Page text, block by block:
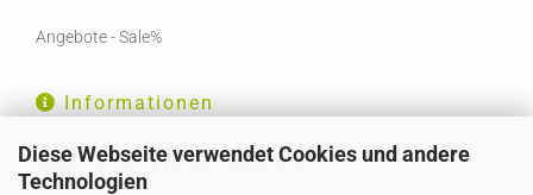
Diese Webseite verwendet Cookies und andere
Technologien
Angebote - Sale%
Informationen
Widerrufsrecht & Muster-Widerrufsformular